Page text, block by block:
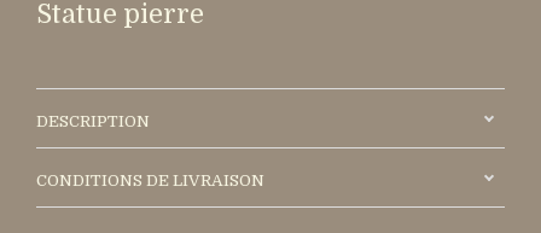
Statue pierre
DESCRIPTION
CONDITIONS DE LIVRAISON